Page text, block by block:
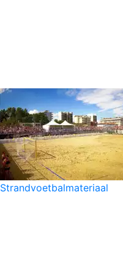
Strandvoetbalmateriaal